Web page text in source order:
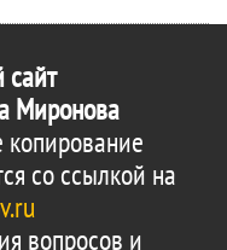
Миронова
со ссылкой на
вопросов и